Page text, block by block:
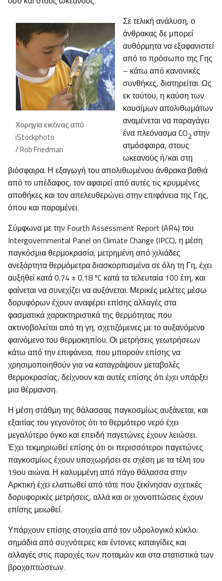
Χορηγία εικόνας από
iStockphoto
/ Rob Friedman
Σε τελική ανάλυση, ο
άνθρακας δε μπορεί
αυθόρμητα να εξαφανιστεί
από το πρόσωπο της Γης
– κάτω από κανονικές
συνθήκες, διατηρείται. Ως
εκ τούτου, η καύση των
καυσίμων απολιθωμάτων
αναμένεται να παραγάγει
ένα πλεόνασμα CO2 στην
ατμόσφαιρα, στους
ωκεανούς ή/και στη
βιόσφαιρα. Η εξαγωγή του απολιθωμένου άνθρακα βαθιά
από το υπέδαφος, τον αφαιρεί από αυτές τις κρυμμένες
αποθήκες και τον απελευθερώνει στην επιφάνεια της Γης,
όπου και παραμένει.
Σύμφωνα με την Fourth Assessment Report (AR4) του
Intergovernmental Panel on Climate Change (IPCC), η μέση
παγκόσμια θερμοκρασία, μετρημένη από χιλιάδες
ανεξάρτητα θερμόμετρα διασκορπισμένα σε όλη τη Γη, έχει
αυξηθεί κατά 0.74 ± 0.18 ºC κατά τα τελευταία 100 έτη, και
φαίνεται να συνεχίζει να αυξάνεται. Μερικές μελέτες μέσω
δορυφόρων έχουν αναφέρει επίσης αλλαγές στα
φασματικά χαρακτηριστικά της θερμότητας που
ακτινοβολείται από τη γη, σχετιζόμενες με το αυξανόμενο
φαινόμενο του θερμοκηπίου. Οι μετρήσεις γεωτρήσεων
κάτω από την επιφάνεια, που μπορούν επίσης να
χρησιμοποιηθούν για να καταγράψουν μεταβολές
θερμοκρασίας, δείχνουν και αυτές επίσης ότι έχει υπάρξει
μια θέρμανση.
Η μέση στάθμη της θάλασσας παγκοσμίως αυξάνεται, και
εξαιτίας του γεγονότος ότι το θερμότερο νερό έχει
μεγαλύτερο όγκο και επειδή παγετώνες έχουν λειώσει.
Έχει τεκμηριωθεί επίσης ότι οι περισσότεροι παγετώνες
παγκοσμίως έχουν υποχωρήσει σε σχέση με τα τέλη του
19ου αιώνα. Η καλυμμένη από πάγο θάλασσα στην
Αρκτική έχει ελαττωθεί από τότε που ξεκίνησαν σχετικές
δορυφορικές μετρήσεις, αλλά και οι χιονοπτώσεις έχουν
επίσης μειωθεί.
Υπάρχουν επίσης στοιχεία από τον υδρολογικό κύκλο:
σημάδια από συχνότερες και έντονες καταιγίδες και
αλλαγές στις παροχές των ποταμών και στα στατιστικά των
βροχοπτώσεων.